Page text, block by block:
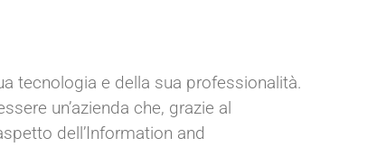
tecnologia e della sua professionalità.
un’azienda che, grazie al
dell’Information and